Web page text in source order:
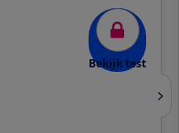
Bekijk test